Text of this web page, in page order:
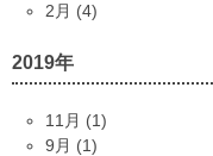
2月 (4)
2019年
11月 (1)
9月 (1)